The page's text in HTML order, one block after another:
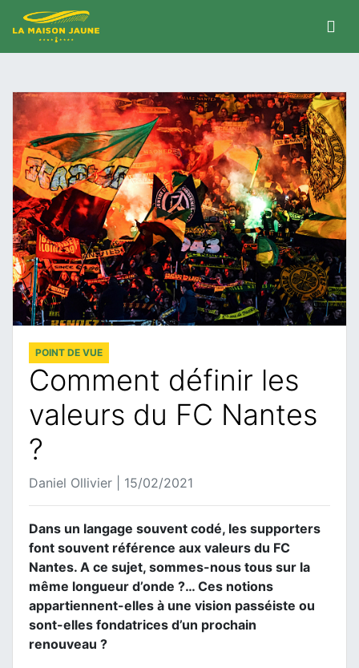
POINT DE VUE
Comment définir les
valeurs du FC Nantes
?
Daniel Ollivier | 15/02/2021
Dans un langage souvent codé, les supporters
font souvent référence aux valeurs du FC
Nantes. A ce sujet, sommes-nous tous sur la
même longueur d’onde ?… Ces notions
appartiennent-elles à une vision passéiste ou
sont-elles fondatrices d’un prochain
renouveau ?